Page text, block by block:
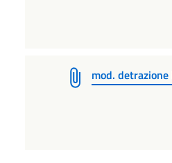
mod.